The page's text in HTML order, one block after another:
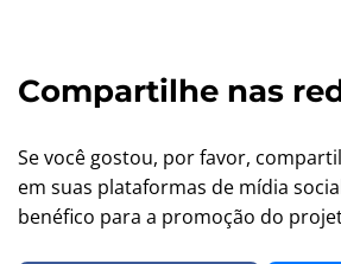
Compartilhe nas
Se você gostou, por favor,
em suas plataformas de mídia
benéfico para a promoção do